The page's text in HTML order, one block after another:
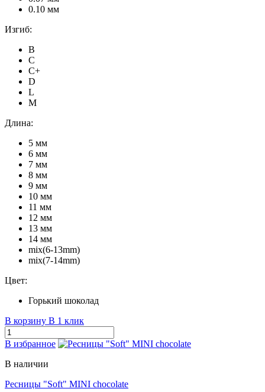
0.10 мм
Изгиб:
B
C
C+
D
L
M
Длина:
5 мм
6 мм
7 мм
8 мм
9 мм
10 мм
11 мм
12 мм
13 мм
14 мм
mix(6-13mm)
mix(7-14mm)
Цвет:
Горький шоколад
В корзину В 1 клик
В избранное
В наличии
Ресницы "Soft" MINI chocolate